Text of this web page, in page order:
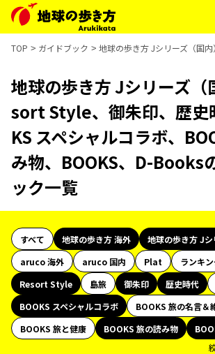
TOP ガイドブック 地球の歩き方 Jシリーズ（国
地球の歩き方 Jシリーズ（
sort Style、御朱印、歴史
KS スペシャルコラボ、
み物、BOOKS、D-Books
ック一覧
すべて 地球の歩き方 海外
地球の歩き方 Jシ
aruco 海外
aruco 国内 Plat
ランキ
Resort Style
島旅 御朱印 歴史時代
BOOKS スペシャルコラボ
BOOKS 旅の名言＆
BOOKS 旅と健康
BOOKS 旅の読み物